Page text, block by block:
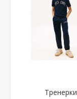
Тренерки